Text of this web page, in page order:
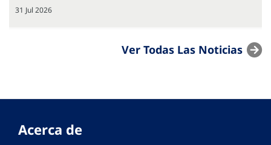
31 Jul 2026
Ver Todas Las Noticias
Acerca de